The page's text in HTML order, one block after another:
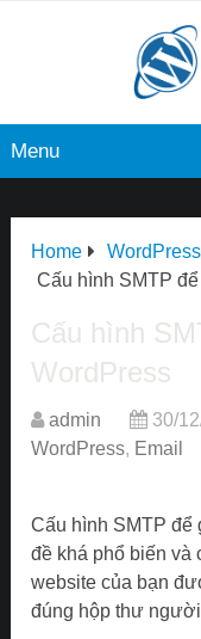
Menu
Home WordPress
Cấu hình SMTP
Cấu hình
WordPress
admin 30/
WordPress, Email
Cấu hình SMTP để
đề khá phổ biến và
website của bạn
đúng hộp thư